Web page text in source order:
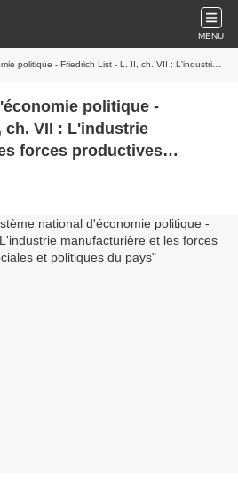
MENU
II, ch. VII : L'industrie manufacturière et les forces productives personnelles, sociales et politiques du pays
politique -
ch. VII : L'industrie
forces productives
et politiques du pays